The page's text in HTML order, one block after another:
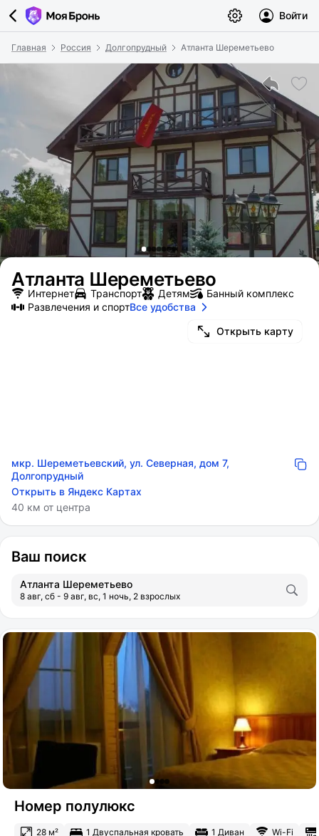
Войти
Главная Россия Долгопрудный Атланта Шереметьево
Атланта Шереметьево
Открыть карту
мкр. Шереметьевский, ул. Северная, дом 7,
Долгопрудный
Открыть в Яндекс Картах
40 км от центра
Интернет Транспорт Детям
Банный комплекс
Развлечения и спортВсе удобства
Ваш поиск
Атланта Шереметьево
8 авг, сб - 9 авг, вс, 1 ночь, 2 взрослых
Номер полулюкс
28 м² 1 Двуспальная кровать 1 Диван
Wi-Fi